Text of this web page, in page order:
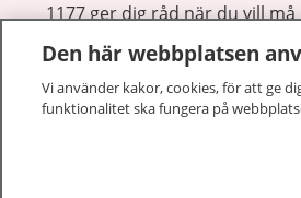
1177 ger dig råd när du vill
Den här webbplatsen
Vi använder kakor, cookies, för att ge
funktionalitet ska fungera på